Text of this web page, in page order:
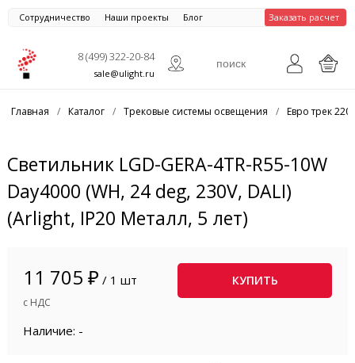
Сотрудничество Наши проекты Блог Заказать расчет
8 (499) 322-20-84
sale@ulight.ru
Главная / Каталог / Трековые системы освещения / Евро трек
Светильник LGD-GERA-4TR-R55-10W
Day4000 (WH, 24 deg, 230V, DALI)
(Arlight, IP20 Металл, 5 лет)
11 705 ₽ / 1 шт
с НДС
КУПИТЬ
Наличие: -